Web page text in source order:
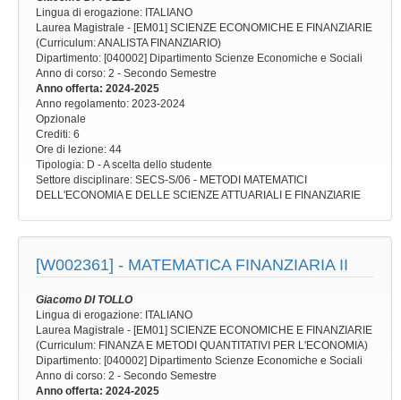
Lingua di erogazione: ITALIANO
Laurea Magistrale - [EM01] SCIENZE ECONOMICHE E FINANZIARIE
(Curriculum: ANALISTA FINANZIARIO)
Dipartimento: [040002] Dipartimento Scienze Economiche e Sociali
Anno di corso: 2 - Secondo Semestre
Anno offerta: 2024-2025
Anno regolamento: 2023-2024
Opzionale
Crediti: 6
Ore di lezione: 44
Tipologia: D - A scelta dello studente
Settore disciplinare: SECS-S/06 - METODI MATEMATICI
DELL'ECONOMIA E DELLE SCIENZE ATTUARIALI E FINANZIARIE
[W002361] - MATEMATICA FINANZIARIA II
Giacomo DI TOLLO
Lingua di erogazione: ITALIANO
Laurea Magistrale - [EM01] SCIENZE ECONOMICHE E FINANZIARIE
(Curriculum: FINANZA E METODI QUANTITATIVI PER L'ECONOMIA)
Dipartimento: [040002] Dipartimento Scienze Economiche e Sociali
Anno di corso: 2 - Secondo Semestre
Anno offerta: 2024-2025